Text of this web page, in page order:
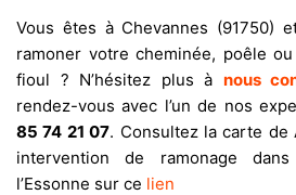
Vous êtes à Chevannes (91750)
ramoner votre cheminée, poêle
fioul ? N’hésitez plus à nous
rendez-vous avec l’un de nos
85 74 21 07. Consultez la carte de
intervention de ramonage
l’Essonne sur ce lien